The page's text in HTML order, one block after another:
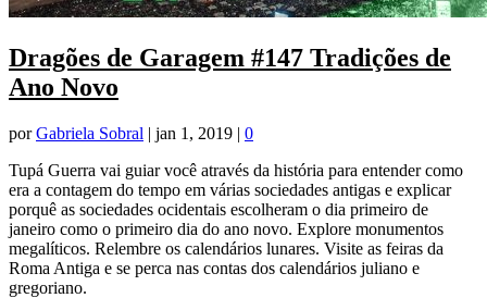
Dragões de Garagem #147 Tradições de
Ano Novo
porGabriela Sobral | jan 1, 2019 | 0
Tupá Guerra vai guiar você através da história para entender como
era a contagem do tempo em várias sociedades antigas e explicar
porquê as sociedades ocidentais escolheram o dia primeiro de
janeiro como o primeiro dia do ano novo. Explore monumentos
megalíticos. Relembre os calendários lunares. Visite as feiras da
Roma Antiga e se perca nas contas dos calendários juliano e
gregoriano.